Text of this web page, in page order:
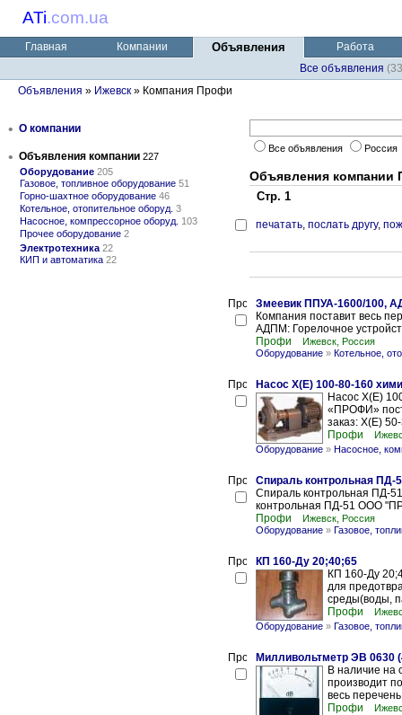
ATi.com.ua
Главная Компании Объявления
Работа
Все объявления
Объявления » Ижевск » Компания Профи
• О компании
• Объявления компании 227
Оборудование 205
Газовое, топливное оборудование 51
Горно-шахтное оборудование 46
Котельное, отопительное оборуд. 3
Насосное, компрессорное оборуд. 103
Прочее оборудование 2
Электротехника 22
КИП и автоматика 22
Все объявления Россия
Объявления компании
Стр. 1
печатать, послать другу,
Змеевик ППУА-1600/100,
Компания поставит весь
АДПМ: Горелочное
Профи
Ижевск, Россия
Оборудование » Котельное,
Насос Х(Е) 100-80-160
Насос Х(Е)
«ПРОФИ»
заказ: Х(Е)
Профи
Оборудование » Насосное,
Спираль контрольная ПД-
Спираль контрольная ПД-
контрольная ПД-51 ООО
Профи
Ижевск, Россия
Оборудование » Газовое,
КП 160-Ду 20;40;65
КП 160-Ду
для
среды(воды,
Профи
Оборудование » Газовое,
Милливольтметр ЭВ 0630
В наличие
производит
весь
Профи